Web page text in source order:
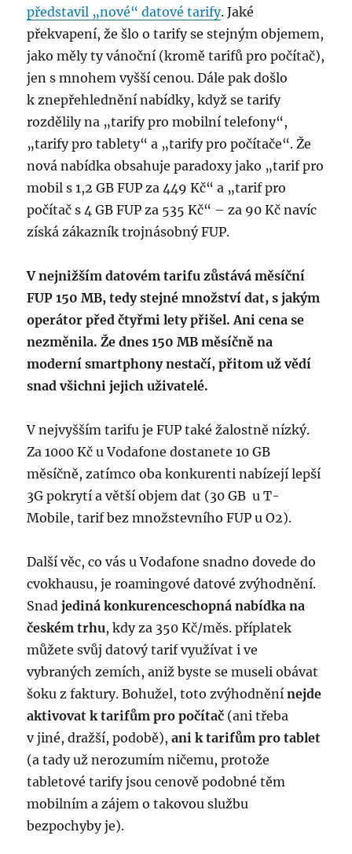
představil „nové“ datové tarify. Jaké
překvapení, že šlo o tarify se stejným objemem,
jako měly ty vánoční (kromě tarifů pro počítač),
jen s mnohem vyšší cenou. Dále pak došlo
k znepřehlednění nabídky, když se tarify
rozdělily na „tarify pro mobilní telefony“,
„tarify pro tablety“ a „tarify pro počítače“. Že
nová nabídka obsahuje paradoxy jako „tarif pro
mobil s 1,2 GB FUP za 449 Kč“ a „tarif pro
počítač s 4 GB FUP za 535 Kč“ – za 90 Kč navíc
získá zákazník trojnásobný FUP.
V nejnižším datovém tarifu zůstává měsíční
FUP 150 MB, tedy stejné množství dat, s jakým
operátor před čtyřmi lety přišel. Ani cena se
nezměnila. Že dnes 150 MB měsíčně na
moderní smartphony nestačí, přitom už vědí
snad všichni jejich uživatelé.
V nejvyšším tarifu je FUP také žalostně nízký.
Za 1000 Kč u Vodafone dostanete 10 GB
měsíčně, zatímco oba konkurenti nabízejí lepší
3G pokrytí a větší objem dat (30 GB u T-
Mobile, tarif bez množstevního FUP u O2).
Další věc, co vás u Vodafone snadno dovede do
cvokhausu, je roamingové datové zvýhodnění.
Snadjediná konkurenceschopná nabídka na
českém trhu, kdy za 350 Kč/měs. příplatek
můžete svůj datový tarif využívat i ve
vybraných zemích, aniž byste se museli obávat
šoku z faktury. Bohužel, toto zvýhodněnínejde
aktivovat k tarifům pro počítač (ani třeba
v jiné, dražší, podobě),ani k tarifům pro tablet
(a tady už nerozumím ničemu, protože
tabletové tarify jsou cenově podobné těm
mobilním a zájem o takovou službu
bezpochyby je).